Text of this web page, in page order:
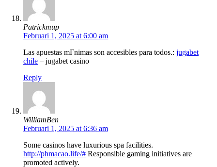
Patrickmup
Februari 1, 2025 at 6:00 am
Las apuestas mГ­nimas son accesibles para todos.: jugabet
chile – jugabet casino
Reply
WilliamBen
Februari 1, 2025 at 6:36 am
Some casinos have luxurious spa facilities.
http://phmacao.life/# Responsible gaming initiatives are
promoted actively.